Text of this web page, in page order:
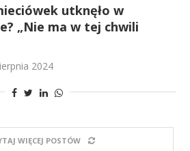
utknęło w
„Nie ma w tej chwili
2024
WIĘCEJ POSTÓW